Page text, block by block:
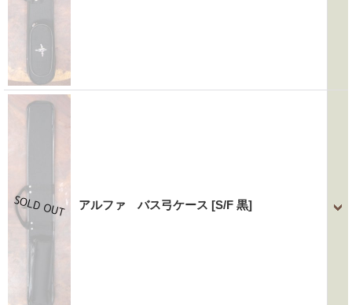
アルファ バス弓ケース [S/F 黒]